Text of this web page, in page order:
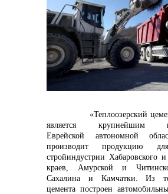
контакты отдела
Контакты
«Теплоозерский
является крупнейшим
Еврейской автономной
производит продукцию
стройиндустрии Хабаровского
краев, Амурской и
Сахалина и Камчатки. Из
цемента построен